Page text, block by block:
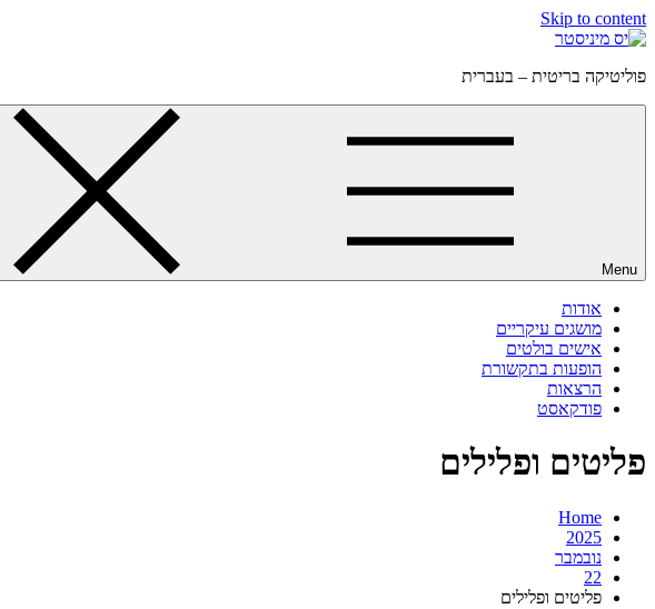
Skip to content
פוליטיקה בריטית – בעברית
Menu
אודות
מושגים עיקריים
אישים בולטים
הופעות בתקשורת
הרצאות
פודקאסט
פליטים ופלילים
Home
2025
נובמבר
22
פליטים ופלילים